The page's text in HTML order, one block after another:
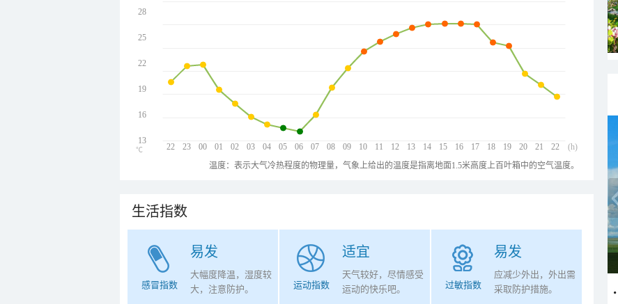
22 23 00 01 02 03 04 05 06 07 08 09 10 11 12 13 14 15 16 17 18 19 20 21 22
28
25
22
19
16
13
(h)
℃
温度：表示大气冷热程度的物理量，气象上给出的温度是指离地面1.5米高度上百叶箱中的空气温度。
生活指数
易发
感冒指数
大幅度降温，湿度较
大，注意防护。
适宜
运动指数
天气较好，尽情感受
运动的快乐吧。
易发
过敏指数
应减少外出，外出需
采取防护措施。